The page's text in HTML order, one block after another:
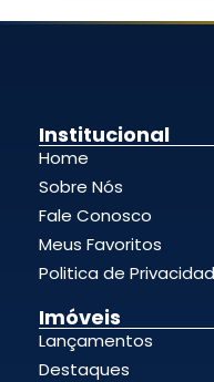
Institucional
Home
Sobre Nós
Fale Conosco
Meus Favoritos
Politica de
Imóveis
Lançamentos
Destaques